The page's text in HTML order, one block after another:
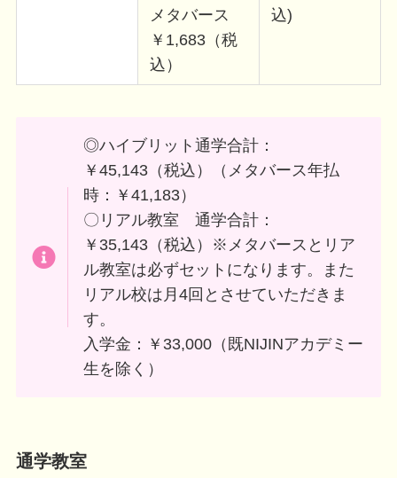
メタバース
￥1,683（税
込）
込)
◎ハイブリット通学合計：
￥45,143（税込）（メタバース年払
時：￥41,183）
〇リアル教室 通学合計：
￥35,143（税込）※メタバースとリア
ル教室は必ずセットになります。また
リアル校は月4回とさせていただきま
す。
入学金：￥33,000（既NIJINアカデミー
生を除く）
通学教室